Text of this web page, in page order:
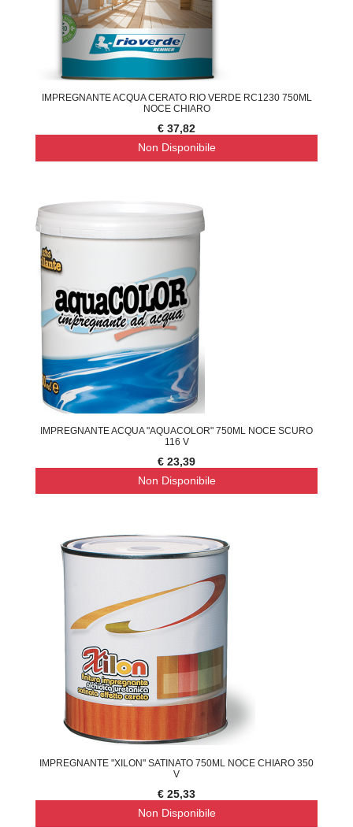
IMPREGNANTE ACQUA CERATO RIO VERDE RC1230 750ML
NOCE CHIARO
€ 37,82
Non Disponibile
IMPREGNANTE ACQUA "AQUACOLOR" 750ML NOCE SCURO
116 V
€ 23,39
Non Disponibile
IMPREGNANTE "XILON" SATINATO 750ML NOCE CHIARO 350
V
€ 25,33
Non Disponibile